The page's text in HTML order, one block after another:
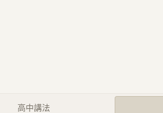
高中講法